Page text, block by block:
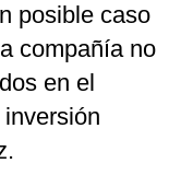
posible caso
compañía no
en el